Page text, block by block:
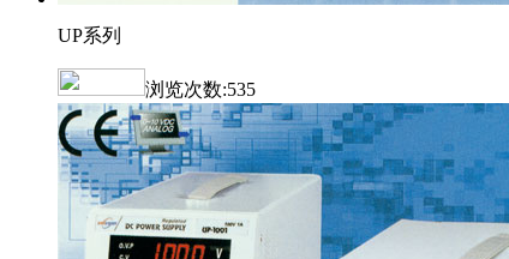
UP系列
浏览次数:535